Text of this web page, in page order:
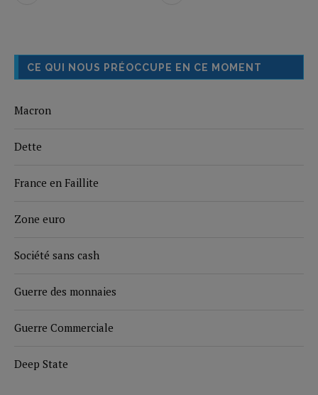
CE QUI NOUS PRÉOCCUPE EN CE MOMENT
Macron
Dette
France en Faillite
Zone euro
Société sans cash
Guerre des monnaies
Guerre Commerciale
Deep State